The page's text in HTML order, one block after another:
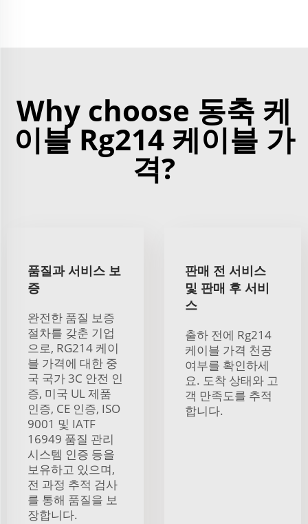
Why choose 동축 케
이블 Rg214 케이블 가
격?
품질과 서비스 보
증
완전한 품질 보증
절차를 갖춘 기업
으로, RG214 케이
블 가격에 대한 중
국 국가 3C 안전 인
증, 미국 UL 제품
인증, CE 인증, ISO
9001 및 IATF
16949 품질 관리
시스템 인증 등을
보유하고 있으며,
전 과정 추적 검사
를 통해 품질을 보
장합니다.
판매 전 서비스
및 판매 후 서비
스
출하 전에 Rg214
케이블 가격 천공
여부를 확인하세
요. 도착 상태와 고
객 만족도를 추적
합니다.